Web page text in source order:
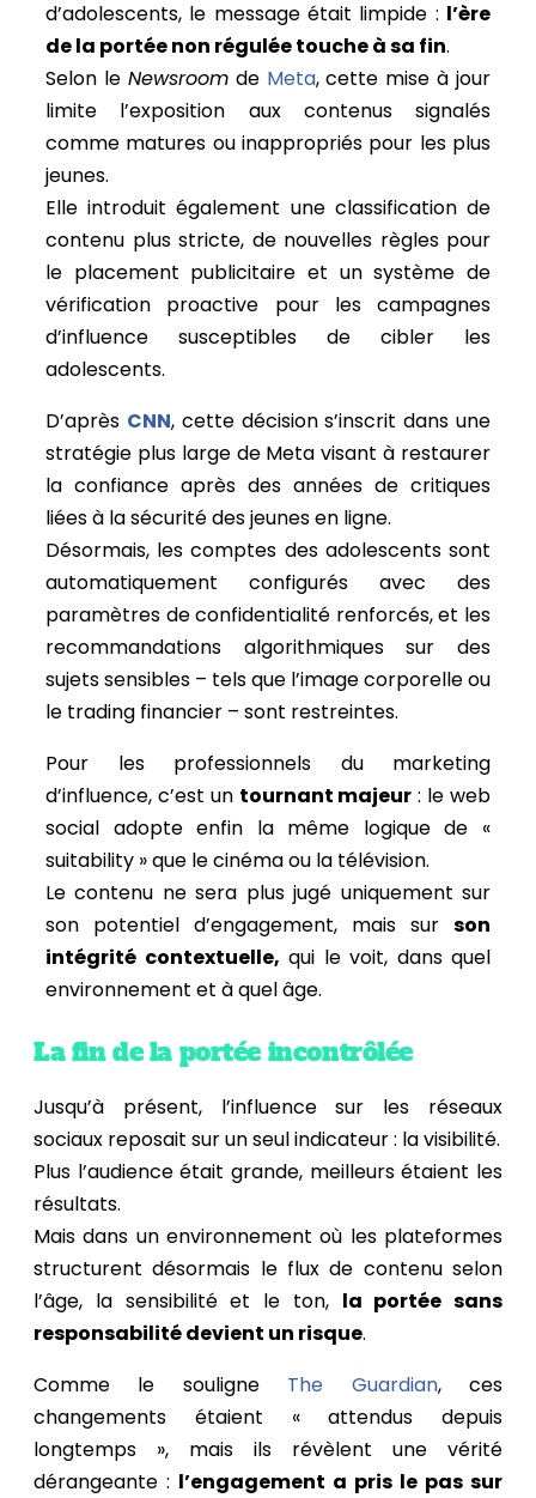
d’adolescents, le message était limpide : l’ère
de la portée non régulée touche à sa fin.
Selon le Newsroomde Meta, cette mise à jour
limite l’exposition aux contenus signalés
comme matures ou inappropriés pour les plus
jeunes.
Elle introduit également une classification de
contenu plus stricte, de nouvelles règles pour
le placement publicitaire et un système de
vérification proactive pour les campagnes
d’influence susceptibles de cibler les
adolescents.
D’après CNN, cette décision s’inscrit dans une
stratégie plus large de Meta visant à restaurer
la confiance après des années de critiques
liées à la sécurité des jeunes en ligne.
Désormais, les comptes des adolescents sont
automatiquement configurés avec des
paramètres de confidentialité renforcés, et les
recommandations algorithmiques sur des
sujets sensibles – tels que l’image corporelle ou
le trading financier – sont restreintes.
Pour les professionnels du marketing
d’influence, c’est un tournant majeur : le web
social adopte enfin la même logique de «
suitability » que le cinéma ou la télévision.
Le contenu ne sera plus jugé uniquement sur
son potentiel d’engagement, mais sur son
intégrité contextuelle, qui le voit, dans quel
environnement et à quel âge.
La fin de la portée incontrôlée
Jusqu’à présent, l’influence sur les réseaux
sociaux reposait sur un seul indicateur : la visibilité.
Plus l’audience était grande, meilleurs étaient les
résultats.
Mais dans un environnement où les plateformes
structurent désormais le flux de contenu selon
l’âge, la sensibilité et le ton, la portée sans
responsabilité devient un risque.
Comme le souligne The Guardian, ces
changements étaient « attendus depuis
longtemps », mais ils révèlent une vérité
dérangeante : l’engagement a pris le pas sur